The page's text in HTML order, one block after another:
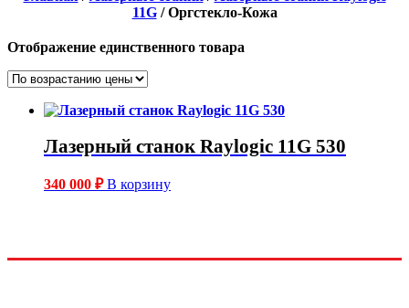
11G/ Оргстекло-Кожа
Отображение единственного товара
Лазерный станок Raylogic 11G 530
340 000 ₽ В корзину